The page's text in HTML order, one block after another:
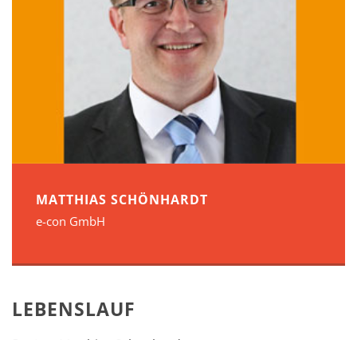
MATTHIAS SCHÖNHARDT
e-con GmbH
LEBENSLAUF